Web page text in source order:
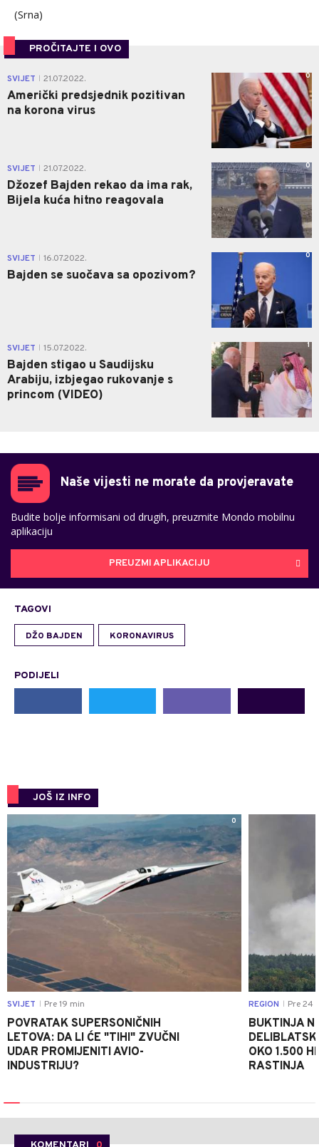
(Srna)
PROČITAJTE I OVO
SVIJET 21.07.2022.
Američki predsjednik pozitivan
na korona virus
0
SVIJET 21.07.2022.
Džozef Bajden rekao da ima rak,
Bijela kuća hitno reagovala
0
SVIJET 16.07.2022.
Bajden se suočava sa opozivom?
0
SVIJET 15.07.2022.
Bajden stigao u Saudijsku
Arabiju, izbjegao rukovanje s
princom (VIDEO)
1
Naše vijesti ne morate da provjeravate
Budite bolje informisani od drugih, preuzmite Mondo mobilnu
aplikaciju
PREUZMI APLIKACIJU
TAGOVI
DŽO BAJDEN KORONAVIRUS
PODIJELI
JOŠ IZ INFO
0
SVIJET Pre 19 min
POVRATAK SUPERSONIČNIH
LETOVA: DA LI ĆE "TIHI" ZVUČNI
UDAR PROMIJENITI AVIO-
INDUSTRIJU?
REGION Pre 24
BUKTINJA
OKO 1.500
RASTINJA